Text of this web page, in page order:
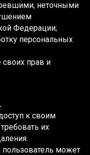
неточными
Федерации;
персональных
прав и
к своим
их
пользователь может